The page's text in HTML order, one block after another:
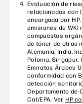
Evaluación de
relacionados con
encargada por
emisiones de WKI
compuestos
de tóner de otras
Alemania, India,
Polonia, Singapur,
Emiratos Árabes
conformidad con
detección
Departamento de
Cal/EPA. Ver